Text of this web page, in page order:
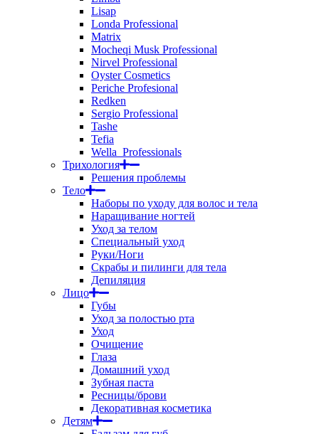
Lisap
Londa Professional
Matrix
Mocheqi Musk Professional
Nirvel Professional
Oyster Cosmetics
Periche Profesional
Redken
Sergio Professional
Tashe
Tefia
Wella_Professionals
Трихология
Решения проблемы
Тело
Наборы по уходу для волос и тела
Наращивание ногтей
Уход за телом
Специальный уход
Руки/Ноги
Скрабы и пилинги для тела
Депиляция
Лицо
Губы
Уход за полостью рта
Уход
Очищение
Глаза
Домашний уход
Зубная паста
Ресницы/брови
Декоративная косметика
Детям